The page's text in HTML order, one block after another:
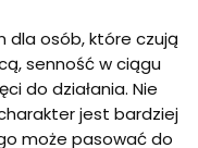
dla osób, które czują
senność w ciągu
do działania. Nie
jest bardziej
może pasować do